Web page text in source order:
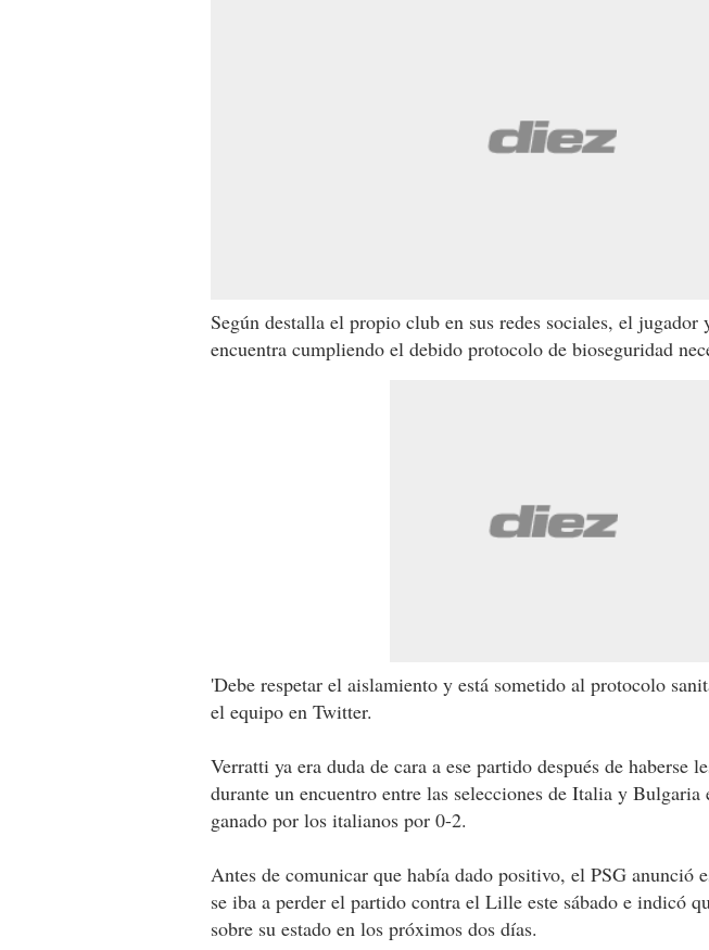
Según destalla el propio club en sus redes sociales, el jugador
encuentra cumpliendo el debido protocolo de bioseguridad
'Debe respetar el aislamiento y está sometido al protocolo
el equipo en Twitter.
Verratti ya era duda de cara a ese partido después de haberse
durante un encuentro entre las selecciones de Italia y Bulgaria
ganado por los italianos por 0-2.
Antes de comunicar que había dado positivo, el PSG anunció
se iba a perder el partido contra el Lille este sábado e indicó
sobre su estado en los próximos dos días.